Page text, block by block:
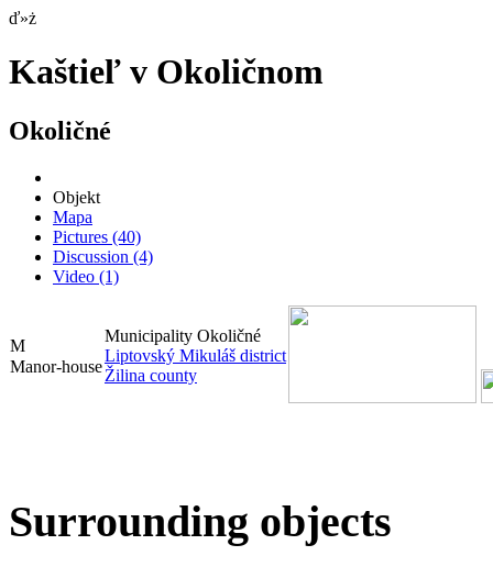
ď»ż
Kaštieľ v Okoličnom
Okoličné
Objekt
Mapa
Pictures (40)
Discussion (4)
Video (1)
Manor-house
Municipality Okoličné
Liptovský Mikuláš district
Žilina county
Surrounding objects